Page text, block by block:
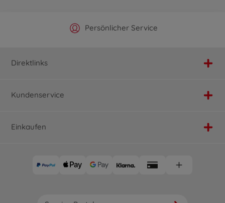
Offizieller Hersteller Shop
Persönlicher Service
Versandkostenfrei ab 25€
Schnelle Lieferung
Direktlinks
Kundenservice
Einkaufen